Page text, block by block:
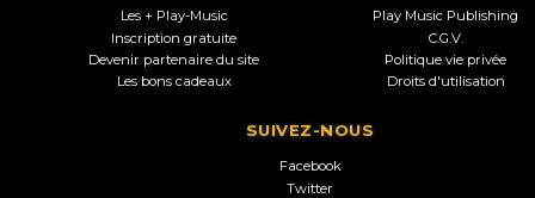
Les + Play-Music
Inscription gratuite
Devenir partenaire du site
Les bons cadeaux
Play Music Publishing
C.G.V.
Politique vie privée
Droits d'utilisation
SUIVEZ-NOUS
Facebook
Twitter